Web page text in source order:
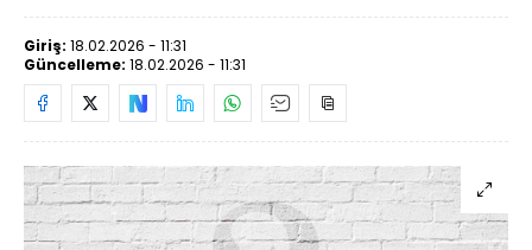
Giriş: 18.02.2026 - 11:31
Güncelleme: 18.02.2026 - 11:31